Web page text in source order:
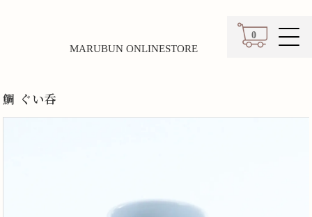
0
カート
MARUBUN ONLINESTORE
鯛 ぐい呑